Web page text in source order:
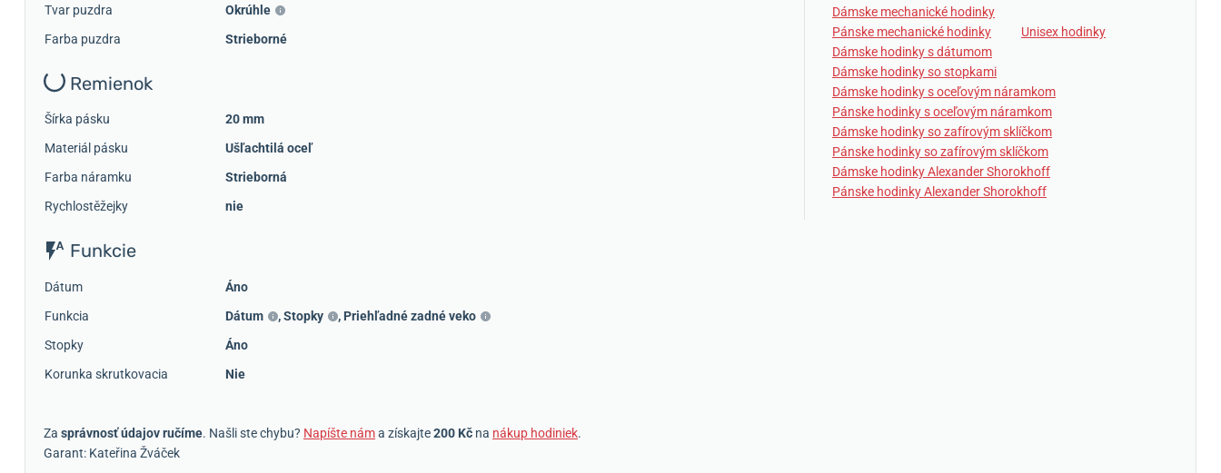
Tvar puzdra
Okrúhle
Farba puzdra
Strieborné
Remienok
Šírka pásku
20 mm
Materiál pásku
Ušľachtilá oceľ
Farba náramku
Strieborná
Rychlostěžejky
nie
Funkcie
Dátum
Áno
Funkcia
Dátum ,Stopky , Priehľadné zadné veko
Stopky
Áno
Korunka skrutkovacia
Nie
Za správnosť údajov ručíme. Našli ste chybu? Napíšte náma získajte200 Kč na nákup hodiniek.
Garant: Kateřina Žváček
Dámske mechanické hodinky
Pánske mechanické hodinky
Unisex hodinky
Dámske hodinky s dátumom
Dámske hodinky so stopkami
Dámske hodinky s oceľovým náramkom
Pánske hodinky s oceľovým náramkom
Dámske hodinky so zafírovým sklíčkom
Pánske hodinky so zafírovým sklíčkom
Dámske hodinky Alexander Shorokhoff
Pánske hodinky Alexander Shorokhoff